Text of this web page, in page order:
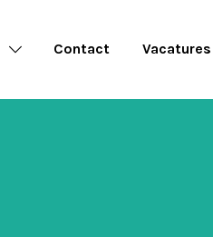
Contact Vacatures